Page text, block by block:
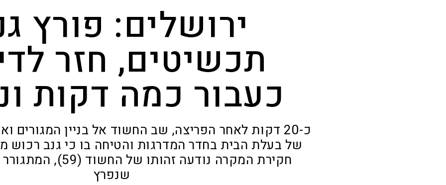
ירושלים: פורץ
תכשיטים, חזר
כעבור כמה דקות
כ-20 דקות לאחר הפריצה, שב החשוד אל בניין המגורים
של בעלת הבית בחדר המדרגות והטיחה בו כי גנב רכוש
חקירת המקרה נודעה זהותו
שנפרץ